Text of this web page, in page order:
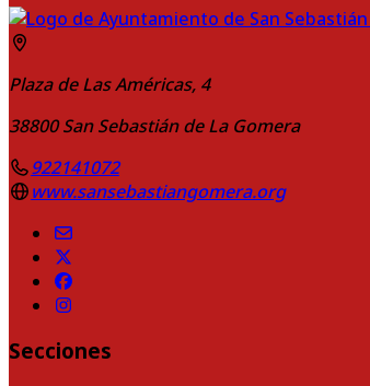
Plaza de Las Américas, 4
38800 San Sebastián de La Gomera
922141072
www.sansebastiangomera.org
Secciones